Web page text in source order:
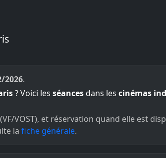
2026.
? Voici les séances dans les cinémas
VOST), et réservation quand elle est
la fiche générale.